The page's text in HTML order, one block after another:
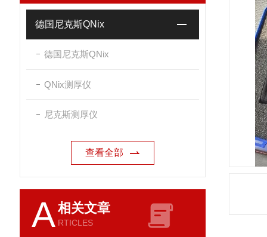
德国尼克斯QNix
德国尼克斯QNix
QNix测厚仪
尼克斯测厚仪
查看全部
A相关文章
RTICLES